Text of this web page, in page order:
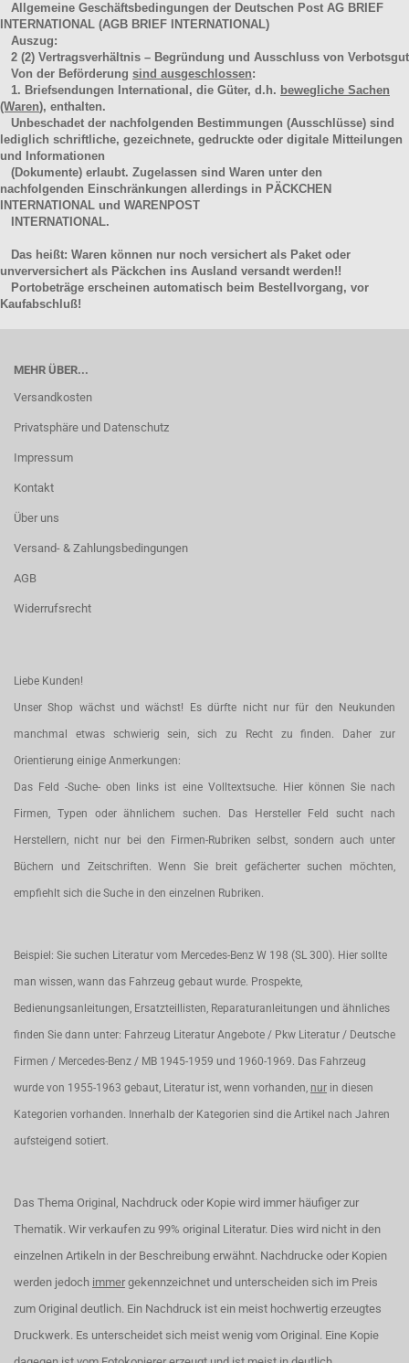
Allgemeine Geschäftsbedingungen der Deutschen Post AG BRIEF
INTERNATIONAL (AGB BRIEF INTERNATIONAL)
Auszug:
2 (2) Vertragsverhältnis – Begründung und Ausschluss von Verbotsgut
Von der Beförderung sind ausgeschlossen:
1. Briefsendungen International, die Güter, d.h. bewegliche Sachen
(Waren), enthalten.
Unbeschadet der nachfolgenden Bestimmungen (Ausschlüsse) sind
lediglich schriftliche, gezeichnete, gedruckte oder digitale Mitteilungen
und Informationen
(Dokumente) erlaubt. Zugelassen sind Waren unter den
nachfolgenden Einschränkungen allerdings in PÄCKCHEN
INTERNATIONAL und WARENPOST
INTERNATIONAL.
Das heißt: Waren können nur noch versichert als Paket oder
unverversichert als Päckchen ins Ausland versandt werden!!
Portobeträge erscheinen automatisch beim Bestellvorgang, vor
Kaufabschluß!
MEHR ÜBER...
Versandkosten
Privatsphäre und Datenschutz
Impressum
Kontakt
Über uns
Versand- & Zahlungsbedingungen
AGB
Widerrufsrecht
Liebe Kunden!
Unser Shop wächst und wächst! Es dürfte nicht nur für den Neukunden
manchmal etwas schwierig sein, sich zu Recht zu finden. Daher zur
Orientierung einige Anmerkungen:
Das Feld -Suche- oben links ist eine Volltextsuche. Hier können Sie nach
Firmen, Typen oder ähnlichem suchen. Das Hersteller Feld sucht nach
Herstellern, nicht nur bei den Firmen-Rubriken selbst, sondern auch unter
Büchern und Zeitschriften. Wenn Sie breit gefächerter suchen möchten,
empfiehlt sich die Suche in den einzelnen Rubriken.
Beispiel: Sie suchen Literatur vom Mercedes-Benz W 198 (SL 300). Hier sollte
man wissen, wann das Fahrzeug gebaut wurde. Prospekte,
Bedienungsanleitungen, Ersatzteillisten, Reparaturanleitungen und ähnliches
finden Sie dann unter: Fahrzeug Literatur Angebote / Pkw Literatur / Deutsche
Firmen / Mercedes-Benz / MB 1945-1959 und 1960-1969. Das Fahrzeug
wurde von 1955-1963 gebaut, Literatur ist, wenn vorhanden, nur in diesen
Kategorien vorhanden. Innerhalb der Kategorien sind die Artikel nach Jahren
aufsteigend sotiert.
Das Thema Original, Nachdruck oder Kopie wird immer häufiger zur
Thematik. Wir verkaufen zu 99% original Literatur. Dies wird nicht in den
einzelnen Artikeln in der Beschreibung erwähnt. Nachdrucke oder Kopien
werden jedoch immer gekennzeichnet und unterscheiden sich im Preis
zum Original deutlich. Ein Nachdruck ist ein meist hochwertig erzeugtes
Druckwerk. Es unterscheidet sich meist wenig vom Original. Eine Kopie